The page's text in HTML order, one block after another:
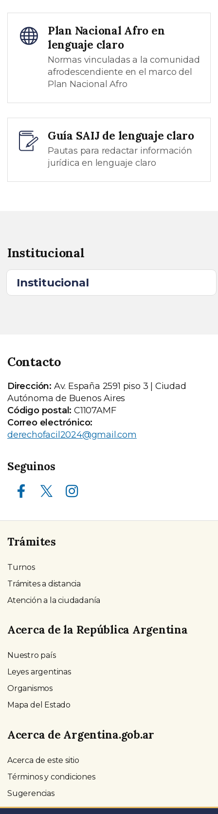
Plan Nacional Afro en
lenguaje claro
Normas vinculadas a la comunidad
afrodescendiente en el marco del
Plan Nacional Afro
Guía SAIJ de lenguaje claro
Pautas para redactar información
jurídica en lenguaje claro
Institucional
Institucional
Contacto
Dirección: Av. España 2591 piso 3 | Ciudad
Autónoma de Buenos Aires
Código postal: C1107AMF
Correo electrónico:
derechofacil2024@gmail.com
Seguinos
Facebook X (ex Twitter) Instagram
Trámites
Turnos
Trámites a distancia
Atención a la ciudadanía
Acerca de la República Argentina
Nuestro país
Leyes argentinas
Organismos
Mapa del Estado
Acerca de Argentina.gob.ar
Acerca de este sitio
Términos y condiciones
Sugerencias